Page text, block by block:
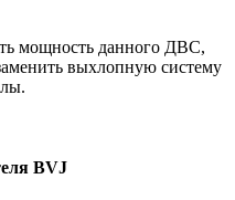
мощность данного ДВС,
выхлопную систему
BVJ